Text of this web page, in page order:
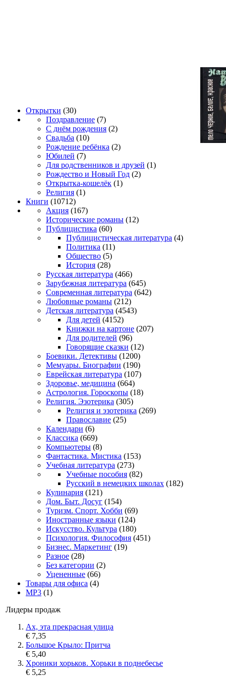
Открытки (30)
Поздравление (7)
С днём рождения (2)
Свадьба (10)
Рождение ребёнка (2)
Юбилей (7)
Для родственников и друзей (1)
Рождество и Новый Год (2)
Открытка-кошелёк (1)
Религия (1)
Книги (10712)
Акция (167)
Исторические романы (12)
Публицистика (60)
Публицистическая литература (4)
Политика (11)
Общество (5)
История (28)
Русская литература (466)
Зарубежная литература (645)
Современная литература (642)
Любовные романы (212)
Детская литература (4543)
Для детей (4152)
Книжки на картоне (207)
Для родителей (96)
Говорящие сказки (12)
Боевики. Детективы (1200)
Мемуары. Биографии (190)
Еврейская литература (107)
Здоровье, медицина (664)
Астрология. Гороскопы (18)
Религия. Эзотерика (305)
Религия и эзотерика (269)
Православие (25)
Календари (6)
Классика (669)
Компьютеры (8)
Фантастика. Мистика (153)
Учебная литература (273)
Учебные пособия (82)
Русский в немецких школах (182)
Кулинария (121)
Дом. Быт. Досуг (154)
Туризм. Спорт. Хобби (69)
Иностранные языки (124)
Искусство. Культура (180)
Психология. Философия (451)
Бизнес. Маркетинг (19)
Разное (28)
Без категории (2)
Уцененные (66)
Товары для офиса (4)
MP3 (1)
Лидеры продаж
Ах, эта прекрасная улица
€ 7,35
Большое Крыло: Притча
€ 5,40
Хроники хорьков. Хорьки в поднебесье
€ 5,25